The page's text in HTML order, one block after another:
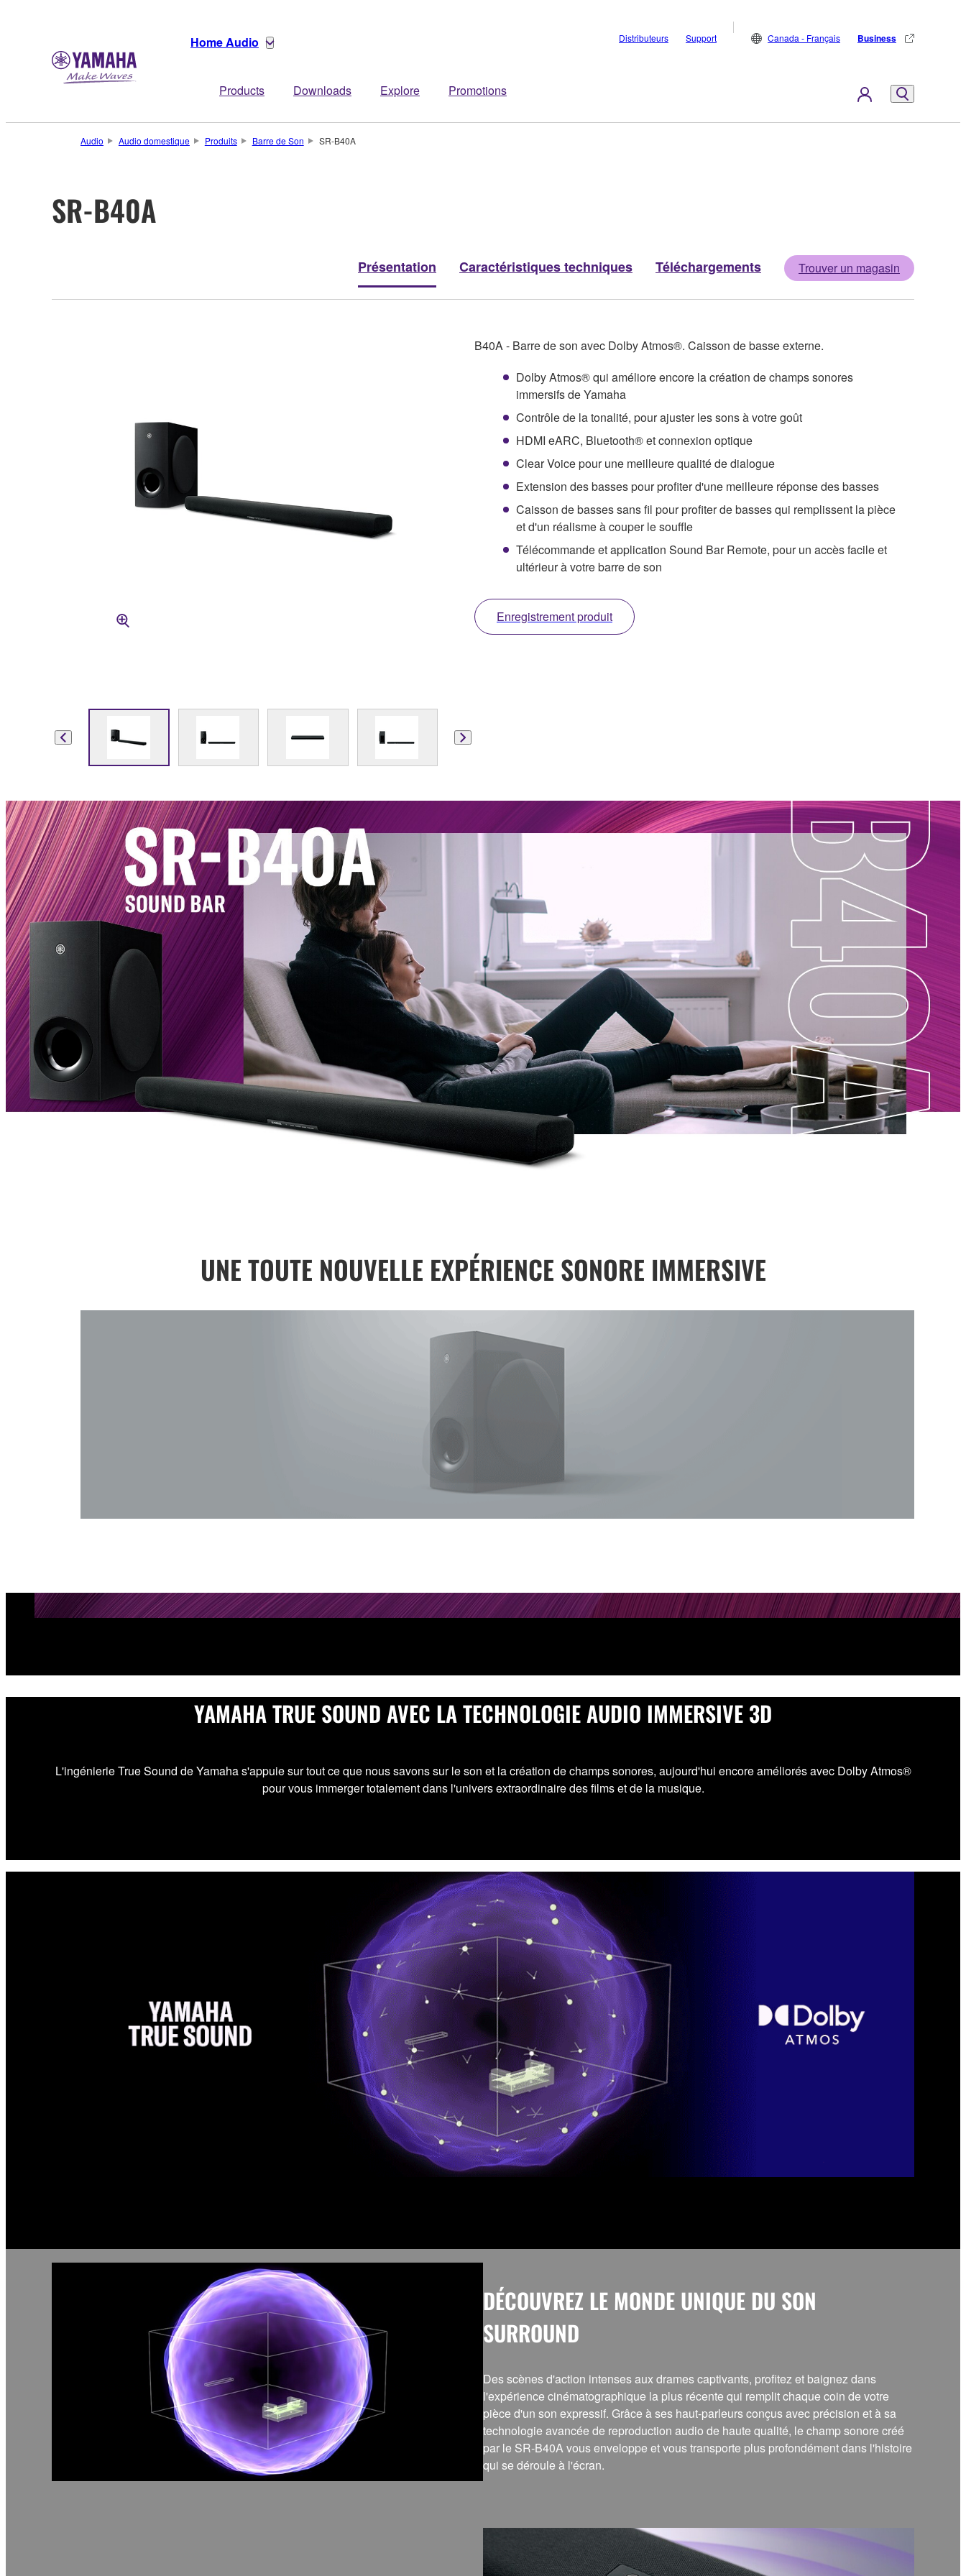
Home Audio
Products Downloads Explore Promotions
Distributeurs Support Canada - Français Business
Audio Audio domestique Produits Barre de Son SR-B40A
SR-B40A
Présentation Caractéristiques techniques Téléchargements Trouver un magasin
B40A - Barre de son avec Dolby Atmos®. Caisson de basse externe.
Dolby Atmos® qui améliore encore la création de champs sonores
immersifs de Yamaha
Contrôle de la tonalité, pour ajuster les sons à votre goût
HDMI eARC, Bluetooth® et connexion optique
Clear Voice pour une meilleure qualité de dialogue
Extension des basses pour profiter d'une meilleure réponse des basses
Caisson de basses sans fil pour profiter de basses qui remplissent la pièce
et d'un réalisme à couper le souffle
Télécommande et application Sound Bar Remote, pour un accès facile et
ultérieur à votre barre de son
Enregistrement produit
UNE TOUTE NOUVELLE EXPÉRIENCE SONORE IMMERSIVE
YAMAHA TRUE SOUND AVEC LA TECHNOLOGIE AUDIO IMMERSIVE 3D
L'ingénierie True Sound de Yamaha s'appuie sur tout ce que nous savons sur le son et la création de champs sonores, aujourd'hui encore améliorés avec Dolby Atmos®
pour vous immerger totalement dans l'univers extraordinaire des films et de la musique.
DÉCOUVREZ LE MONDE UNIQUE DU SON
SURROUND
Des scènes d'action intenses aux drames captivants, profitez et baignez dans
l'expérience cinématographique la plus récente qui remplit chaque coin de votre
pièce d'un son expressif. Grâce à ses haut-parleurs conçus avec précision et à sa
technologie avancée de reproduction audio de haute qualité, le champ sonore créé
par le SR-B40A vous enveloppe et vous transporte plus profondément dans l'histoire
qui se déroule à l'écran.